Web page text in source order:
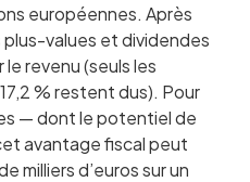
européennes. Après
values et dividendes
revenu (seuls les
% restent dus). Pour
— dont le potentiel de
avantage fiscal peut
milliers d’euros sur un